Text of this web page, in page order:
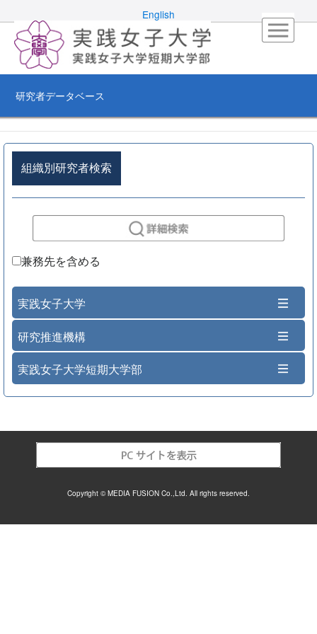
English
研究者データベース
組織別研究者検索
兼務先を含める
実践女子大学
研究推進機構
実践女子大学短期大学部
Copyright © MEDIA FUSION Co.,Ltd. All rights reserved.